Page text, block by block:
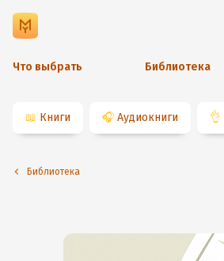
Что выбрать Библиотека
📖 Книги 🎧 Аудиокниги 👌
Библиотека